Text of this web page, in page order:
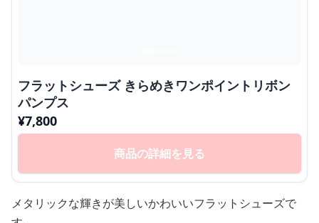
フラットシューズ きらめきワンポイントリボン
パンプス
¥7,800
商品の詳細を見る
メタリックな輝きが美しいかわいいフラットシューズで